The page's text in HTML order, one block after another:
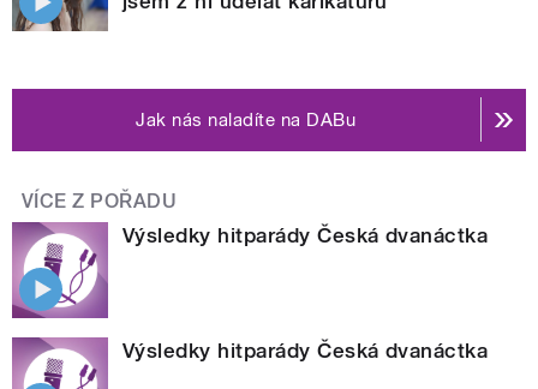
Jak nás naladíte na DABu
VÍCE Z POŘADU
Výsledky hitparády Česká dvanáctka
Výsledky hitparády Česká dvanáctka